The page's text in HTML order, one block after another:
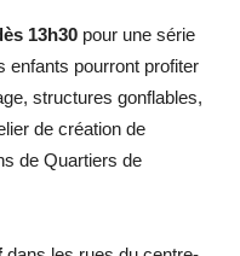
13h30 pour une série
enfants pourront profiter
structures gonflables,
de création de
de Quartiers de